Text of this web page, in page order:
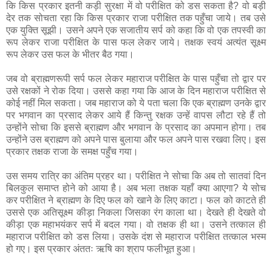
कि किस प्रकार इतनी कड़ी सुरक्षा में वो परीक्षित को डस सकता है? वो बड़ी
देर तक सोचता रहा कि किस प्रकार राजा परीक्षित तक पहुँचा जाये। तब उसे
एक युक्ति सूझी। उसने अपने एक सजातीय सर्प को कहा कि वो एक तपस्वी का
रूप लेकर राजा परीक्षित के पास फल लेकर जाये। तक्षक स्वयं अत्यंत सूक्ष्म
रूप लेकर उस फल के भीतर बैठ गया।
जब वो ब्राह्मणरूपी सर्प फल लेकर महाराज परीक्षित के पास पहुँचा तो द्वार पर
उसे रक्षकों ने रोक दिया। उससे कहा गया कि आज के दिन महाराज परीक्षित से
कोई नहीं मिल सकता। जब महाराज को ये पता चला कि एक ब्राह्मण उनके द्वार
पर भगवान का प्रसाद लेकर आये हैं किन्तु रक्षक उन्हें वापस लौटा रहे हैं तो
उन्होंने सोचा कि इससे ब्राह्मण और भगवान के प्रसाद का अपमान होगा। तब
उन्होंने उस ब्राह्मण को अपने पास बुलाया और फल अपने पास रखवा लिए। इस
प्रकार तक्षक राजा के समक्ष पहुँच गया।
उस समय रात्रि का अंतिम प्रहर था। परीक्षित ने सोचा कि अब तो सातवां दिन
बिलकुल समाप्त होने को आया है। अब भला तक्षक यहाँ क्या आएगा? ये सोच
कर परीक्षित ने ब्राह्मण के दिए फल को खाने के लिए काटा। फल को काटते ही
उससे एक अतिसूक्ष्म कीड़ा निकला जिसका रंग काला था। देखते ही देखते वो
कीड़ा एक महाभयंकर सर्प में बदल गया। वो तक्षक ही था। उसने तत्काल ही
महाराज परीक्षित को डस लिया। उसके दंश से महाराज परीक्षित तत्काल भस्म
हो गए। इस प्रकार अंततः ऋषि का श्राप फलीभूत हुआ।